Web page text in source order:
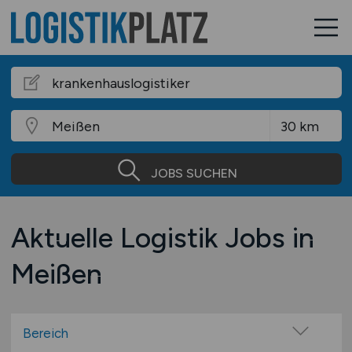
JOBS SUCHEN
Aktuelle Logistik Jobs in
Meißen
Bereich